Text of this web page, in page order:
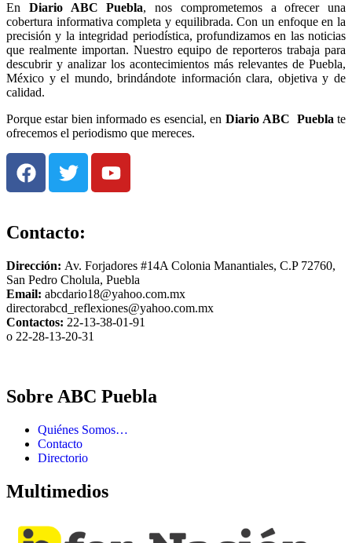
En Diario ABC Puebla, nos comprometemos a ofrecer una
cobertura informativa completa y equilibrada. Con un enfoque en la
precisión y la integridad periodística, profundizamos en las noticias
que realmente importan. Nuestro equipo de reporteros trabaja para
descubrir y analizar los acontecimientos más relevantes de Puebla,
México y el mundo, brindándote información clara, objetiva y de
calidad.
Porque estar bien informado es esencial, en Diario ABC Pueblate
ofrecemos el periodismo que mereces.
Contacto:
Dirección: Av. Forjadores #14A Colonia Manantiales, C.P 72760,
San Pedro Cholula, Puebla
Email: abcdario18@yahoo.com.mx
directorabcd_reflexiones@yahoo.com.mx
Contactos: 22-13-38-01-91
o 22-28-13-20-31
Sobre ABC Puebla
Quiénes Somos…
Contacto
Directorio
Multimedios